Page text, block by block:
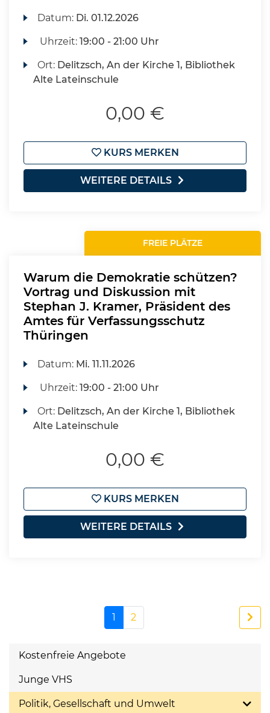
Datum: Di. 01.12.2026
Uhrzeit:19:00 - 21:00 Uhr
Ort: Delitzsch, An der Kirche 1, Bibliothek
Alte Lateinschule
0,00 €
KURS MERKEN
WEITERE DETAILS
FREIE PLÄTZE
Warum die Demokratie schützen?
Vortrag und Diskussion mit
Stephan J. Kramer, Präsident des
Amtes für Verfassungsschutz
Thüringen
Datum: Mi. 11.11.2026
Uhrzeit:19:00 - 21:00 Uhr
Ort: Delitzsch, An der Kirche 1, Bibliothek
Alte Lateinschule
0,00 €
KURS MERKEN
WEITERE DETAILS
1 2
Kostenfreie Angebote
Junge VHS
Politik, Gesellschaft und Umwelt